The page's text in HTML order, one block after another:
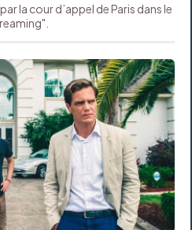
la cour d’appel de Paris dans le